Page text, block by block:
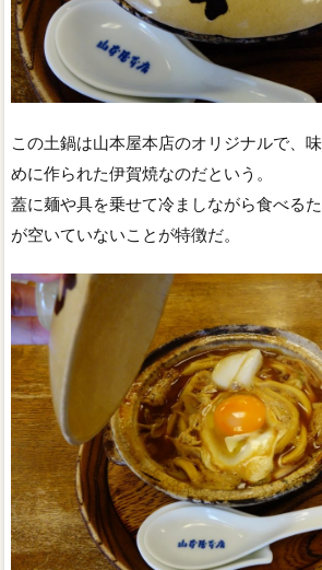
この土鍋は山本屋本店のオリジナルで、
めに作られた伊賀焼なのだという。
蓋に麺や具を乗せて冷ましながら食べる
が空いていないことが特徴だ。